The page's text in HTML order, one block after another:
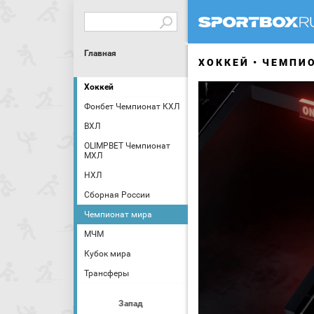
Главная
Хоккей
Фонбет Чемпионат КХЛ
ВХЛ
OLIMPBET Чемпионат
МХЛ
НХЛ
Сборная России
Чемпионат мира
МЧМ
Кубок мира
Трансферы
Запад
ХОККЕЙ